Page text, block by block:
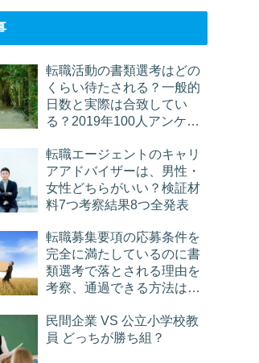
転職活動の書類選考はどの
くらい待たされる？一般的
日数と実際は合致してい
る？2019年100人アンケー
転職エージェントのキャリ
アアドバイザーは、男性・
女性どちらがいい？検証材
料7つ考察結果8つ全発表
転職募集要項の応募条件を
完全に満たしているのに書
類選考で落とされる理由を
考察、通過できる方法はひ
民間企業 VS 公立小学校教
員 どっちが勝ち組？